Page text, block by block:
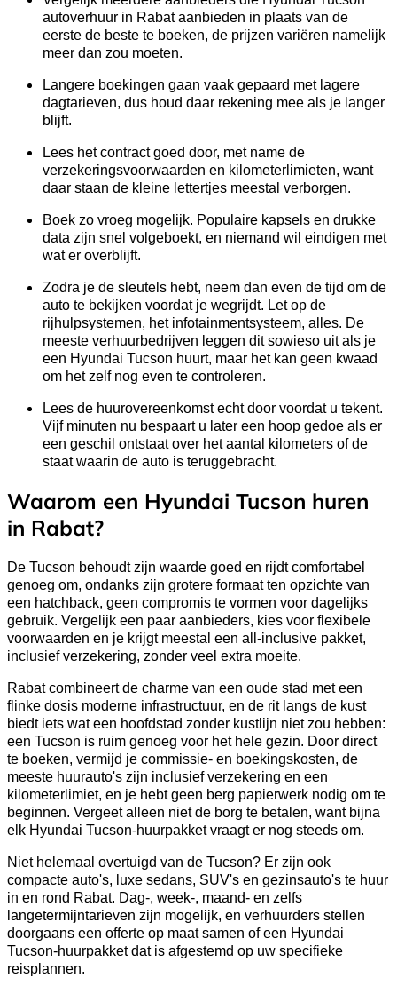
autoverhuur in Rabat aanbieden in plaats van de
eerste de beste te boeken, de prijzen variëren namelijk
meer dan zou moeten.
Langere boekingen gaan vaak gepaard met lagere
dagtarieven, dus houd daar rekening mee als je langer
blijft.
Lees het contract goed door, met name de
verzekeringsvoorwaarden en kilometerlimieten, want
daar staan de kleine lettertjes meestal verborgen.
Boek zo vroeg mogelijk. Populaire kapsels en drukke
data zijn snel volgeboekt, en niemand wil eindigen met
wat er overblijft.
Zodra je de sleutels hebt, neem dan even de tijd om de
auto te bekijken voordat je wegrijdt. Let op de
rijhulpsystemen, het infotainmentsysteem, alles. De
meeste verhuurbedrijven leggen dit sowieso uit als je
een Hyundai Tucson huurt, maar het kan geen kwaad
om het zelf nog even te controleren.
Lees de huurovereenkomst echt door voordat u tekent.
Vijf minuten nu bespaart u later een hoop gedoe als er
een geschil ontstaat over het aantal kilometers of de
staat waarin de auto is teruggebracht.
Waarom een Hyundai Tucson huren
in Rabat?
De Tucson behoudt zijn waarde goed en rijdt comfortabel
genoeg om, ondanks zijn grotere formaat ten opzichte van
een hatchback, geen compromis te vormen voor dagelijks
gebruik. Vergelijk een paar aanbieders, kies voor flexibele
voorwaarden en je krijgt meestal een all-inclusive pakket,
inclusief verzekering, zonder veel extra moeite.
Rabat combineert de charme van een oude stad met een
flinke dosis moderne infrastructuur, en de rit langs de kust
biedt iets wat een hoofdstad zonder kustlijn niet zou hebben:
een Tucson is ruim genoeg voor het hele gezin. Door direct
te boeken, vermijd je commissie- en boekingskosten, de
meeste huurauto's zijn inclusief verzekering en een
kilometerlimiet, en je hebt geen berg papierwerk nodig om te
beginnen. Vergeet alleen niet de borg te betalen, want bijna
elk Hyundai Tucson-huurpakket vraagt er nog steeds om.
Niet helemaal overtuigd van de Tucson? Er zijn ook
compacte auto's, luxe sedans, SUV's en gezinsauto's te huur
in en rond Rabat. Dag-, week-, maand- en zelfs
langetermijntarieven zijn mogelijk, en verhuurders stellen
doorgaans een offerte op maat samen of een Hyundai
Tucson-huurpakket dat is afgestemd op uw specifieke
reisplannen.